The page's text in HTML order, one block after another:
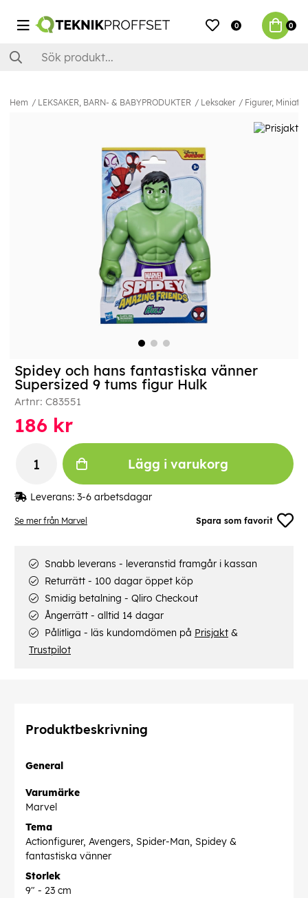
0 0
Hem LEKSAKER, BARN- & BABYPRODUKTER Leksaker Figurer,
Se mer från Marvel Spara som favorit
Spidey och hans fantastiska vänner
Supersized 9 tums figur Hulk
Artnr: C83551
186 kr
Lägg i varukorg
Leverans: 3-6 arbetsdagar
Snabb leverans - leveranstid framgår i kassan
Returrätt - 100 dagar öppet köp
Smidig betalning - Qliro Checkout
Ångerrätt - alltid 14 dagar
Pålitliga - läs kundomdömen på Prisjakt &
Trustpilot
Produktbeskrivning
General
Varumärke
Marvel
Tema
Actionfigurer, Avengers, Spider-Man, Spidey &
fantastiska vänner
Storlek
9" - 23 cm